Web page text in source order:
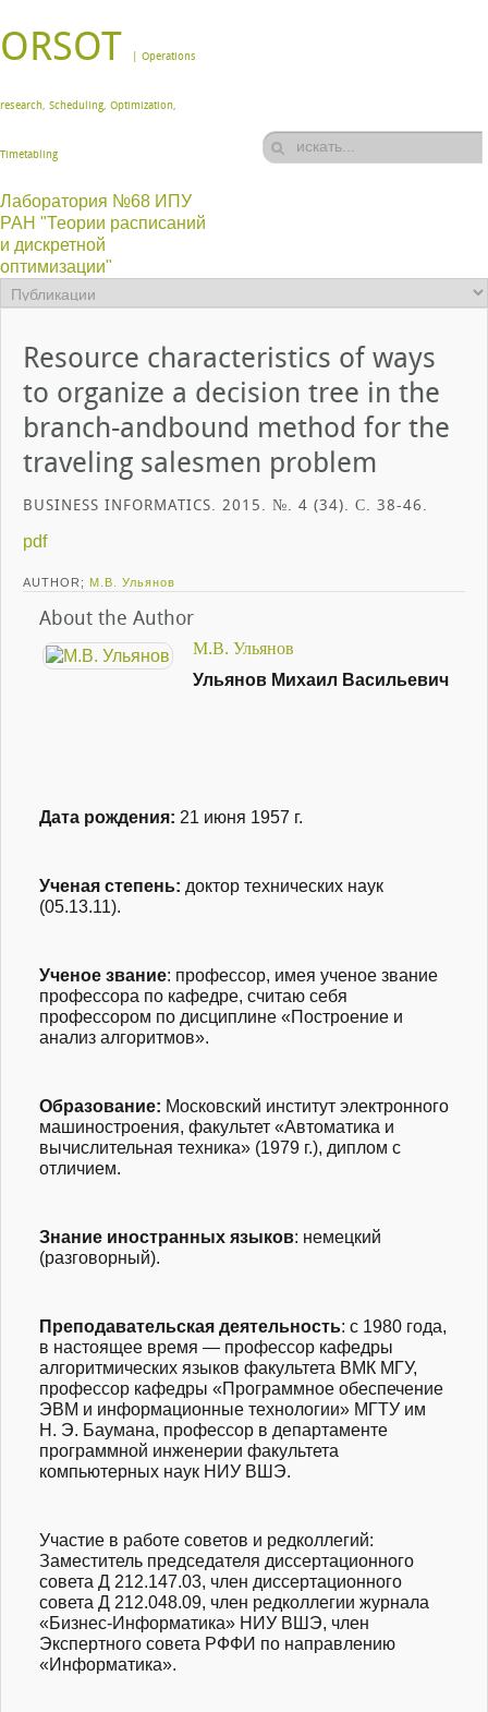
ORSOT | Operations
research, Scheduling, Optimization,
Timetabling
Лаборатория №68 ИПУ
РАН "Теории расписаний
и дискретной
оптимизации"
Resource characteristics of ways
to organize a decision tree in the
branch-andbound method for the
traveling salesmen problem
BUSINESS INFORMATICS. 2015. №. 4 (34). С. 38-46.
pdf
AUTHOR; М.В. Ульянов
About the Author
М.В. Ульянов
Ульянов Михаил Васильевич
Дата рождения: 21 июня 1957 г.
Ученая степень: доктор технических наук
(05.13.11).
Ученое звание: профессор, имея ученое звание
профессора по кафедре, считаю себя
профессором по дисциплине «Построение и
анализ алгоритмов».
Образование: Московский институт электронного
машиностроения, факультет «Автоматика и
вычислительная техника» (1979 г.), диплом с
отличием.
Знание иностранных языков: немецкий
(разговорный).
Преподавательская деятельность: с 1980 года,
в настоящее время — профессор кафедры
алгоритмических языков факультета ВМК МГУ,
профессор кафедры «Программное обеспечение
ЭВМ и информационные технологии» МГТУ им
Н. Э. Баумана, профессор в департаменте
программной инженерии факультета
компьютерных наук НИУ ВШЭ.
Участие в работе советов и редколлегий:
Заместитель председателя диссертационного
совета Д 212.147.03, член диссертационного
совета Д 212.048.09, член редколлегии журнала
«Бизнес-Информатика» НИУ ВШЭ, член
Экспертного совета РФФИ по направлению
«Информатика».